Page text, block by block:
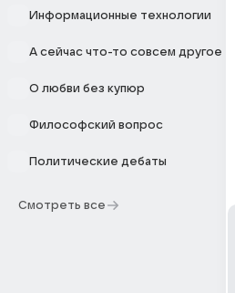
Информационные технологии
А сейчас что-то совсем другое
О любви без купюр
Философский вопрос
Политические дебаты
Смотреть все